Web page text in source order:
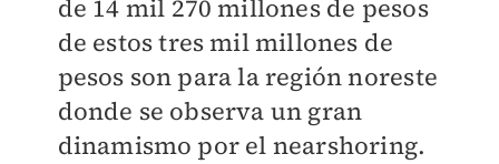
de 14 mil 270 millones de pesos
de estos tres mil millones de
pesos son para la región noreste
donde se observa un gran
dinamismo por el nearshoring.